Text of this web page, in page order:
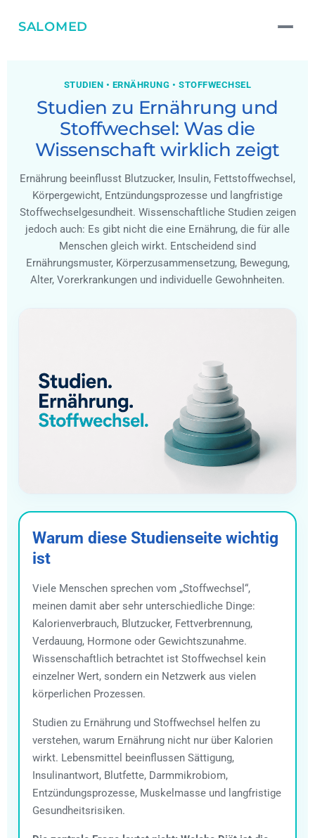
SALOMED
STUDIEN • ERNÄHRUNG • STOFFWECHSEL
Studien zu Ernährung und
Stoffwechsel: Was die
Wissenschaft wirklich zeigt
Ernährung beeinflusst Blutzucker, Insulin, Fettstoffwechsel,
Körpergewicht, Entzündungsprozesse und langfristige
Stoffwechselgesundheit. Wissenschaftliche Studien zeigen
jedoch auch: Es gibt nicht die eine Ernährung, die für alle
Menschen gleich wirkt. Entscheidend sind
Ernährungsmuster, Körperzusammensetzung, Bewegung,
Alter, Vorerkrankungen und individuelle Gewohnheiten.
Warum diese Studienseite wichtig
ist
Viele Menschen sprechen vom „Stoffwechsel“,
meinen damit aber sehr unterschiedliche Dinge:
Kalorienverbrauch, Blutzucker, Fettverbrennung,
Verdauung, Hormone oder Gewichtszunahme.
Wissenschaftlich betrachtet ist Stoffwechsel kein
einzelner Wert, sondern ein Netzwerk aus vielen
körperlichen Prozessen.
Studien zu Ernährung und Stoffwechsel helfen zu
verstehen, warum Ernährung nicht nur über Kalorien
wirkt. Lebensmittel beeinflussen Sättigung,
Insulinantwort, Blutfette, Darmmikrobiom,
Entzündungsprozesse, Muskelmasse und langfristige
Gesundheitsrisiken.